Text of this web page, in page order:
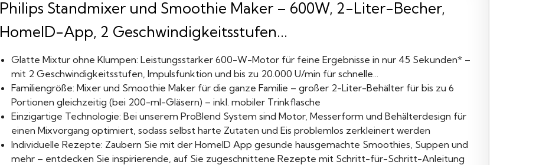
Philips Standmixer und Smoothie Maker – 600W, 2-Liter-Becher,
HomeID-App, 2 Geschwindigkeitsstufen...
Glatte Mixtur ohne Klumpen: Leistungsstarker 600-W-Motor für feine Ergebnisse in nur 45 Sekunden* –
mit 2 Geschwindigkeitsstufen, Impulsfunktion und bis zu 20.000 U/min für schnelle...
Familiengröße: Mixer und Smoothie Maker für die ganze Familie – großer 2-Liter-Behälter für bis zu 6
Portionen gleichzeitig (bei 200-ml-Gläsern) – inkl. mobiler Trinkflasche
Einzigartige Technologie: Bei unserem ProBlend System sind Motor, Messerform und Behälterdesign für
einen Mixvorgang optimiert, sodass selbst harte Zutaten und Eis problemlos zerkleinert werden
Individuelle Rezepte: Zaubern Sie mit der HomeID App gesunde hausgemachte Smoothies, Suppen und
mehr – entdecken Sie inspirierende, auf Sie zugeschnittene Rezepte mit Schritt-für-Schritt-Anleitung